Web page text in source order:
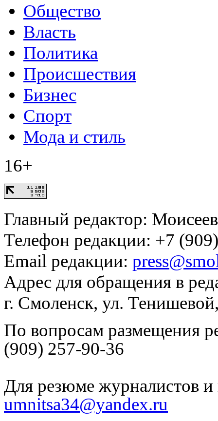
Общество
Власть
Политика
Происшествия
Бизнес
Спорт
Мода и стиль
16+
Главный редактор:
Телефон редакции: +7
Email редакции:
Адрес для обращения в
г. Смоленск, ул.
По вопросам размещения
(909) 257-90-36
Для резюме журналистов и
umnitsa34@yandex.ru